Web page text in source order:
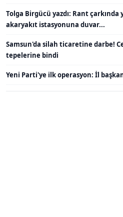
Tolga Birgücü yazdı: Rant
akaryakıt istasyonuna duvar...
Samsun'da silah ticaretine darbe!
tepelerine bindi
Yeni Parti'ye ilk operasyon: İl